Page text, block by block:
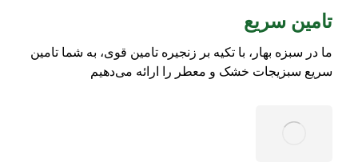
تامین سریع
ما در سبزه بهار، با تکیه بر زنجیره تامین قوی، به شما تامین
سریع سبزیجات خشک و معطر را ارائه می‌دهیم